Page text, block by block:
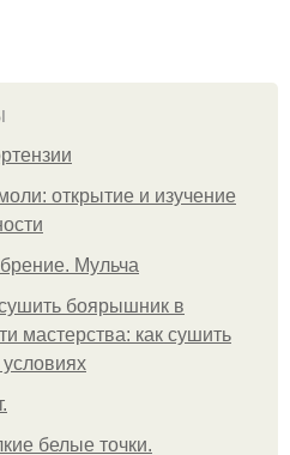
открытие и изучение
Мульча
боярышник в
мастерства: как сушить
белые точки.